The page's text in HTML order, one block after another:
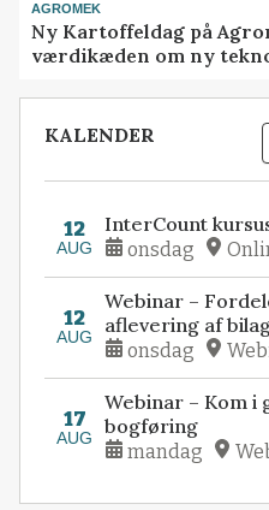
AGROMEK
Ny Kartoffeldag på
værdikæden om ny
KALENDER
12
AUG
InterCount
onsdag
12
AUG
Webinar –
aflevering af
onsdag
17
AUG
Webinar – Kom i
bogføring
mandag